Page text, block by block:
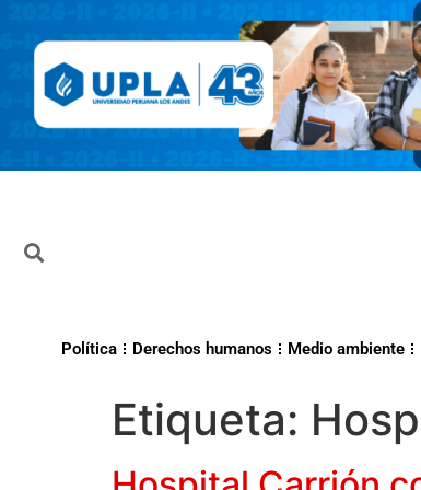
Política Derechos humanos Medio ambiente
Etiqueta: